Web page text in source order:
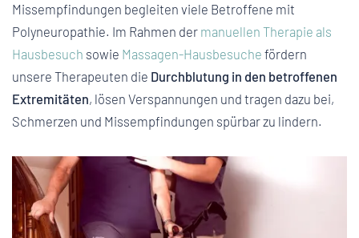
Missempfindungen begleiten viele Betroffene mit
Polyneuropathie. Im Rahmen der manuellen Therapie als
Hausbesuch sowie Massagen-Hausbesuche fördern
unsere Therapeuten die Durchblutung in den betroffenen
Extremitäten, lösen Verspannungen und tragen dazu bei,
Schmerzen und Missempfindungen spürbar zu lindern.